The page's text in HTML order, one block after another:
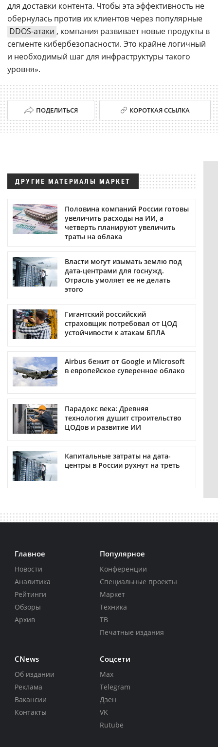
для доставки контента. Чтобы эта эффективность не
обернулась против их клиентов через популярные
DDOS-атаки , компания развивает новые продукты в
сегменте кибербезопасности. Это крайне логичный
и необходимый шаг для инфраструктуры такого
уровня».
ПОДЕЛИТЬСЯ КОРОТКАЯ ССЫЛКА
ДРУГИЕ МАТЕРИАЛЫ МАРКЕТ
Половина компаний России готовы
увеличить расходы на ИИ, а
четверть планируют увеличить
траты на облака
Власти могут изымать землю под
дата-центрами для госнужд.
Отрасль умоляет ее не делать
этого
Гигантский российский
страховщик потребовал от ЦОД
устойчивости к атакам БПЛА
Airbus бежит от Google и Microsoft
в европейское суверенное облако
Парадокс века: Древняя
технология душит строительство
ЦОДов и развитие ИИ
Капитальные затраты на дата-
центры в России рухнут на треть
Главное
Новости
Аналитика
Рейтинги
Обзоры
Архив
Популярное
Конференции
Специальные проекты
Маркет
Техника
ТВ
Печатные издания
CNews
Об издании
Реклама
Вакансии
Контакты
Соцсети
Max
Telegram
Дзен
VK
Rutube